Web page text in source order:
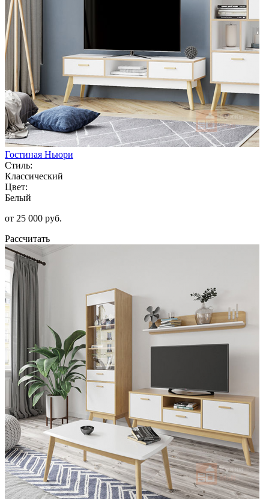
Гостиная Ньюри
Стиль:
Классический
Цвет:
Белый
от 25 000 руб.
Рассчитать